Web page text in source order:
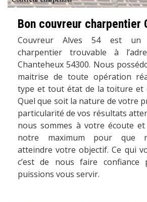
Bon couvreur charpentier
Couvreur Alves 54 est un
charpentier trouvable à
Chanteheux 54300. Nous
maitrise de toute opération
type et tout état de la toiture et
Quel que soit la nature de votre
particularité de vos résultats
nous sommes à votre écoute
notre maximum pour que
atteindre votre objectif. Ce qui
c’est de nous faire confiance
puissions vous servir.